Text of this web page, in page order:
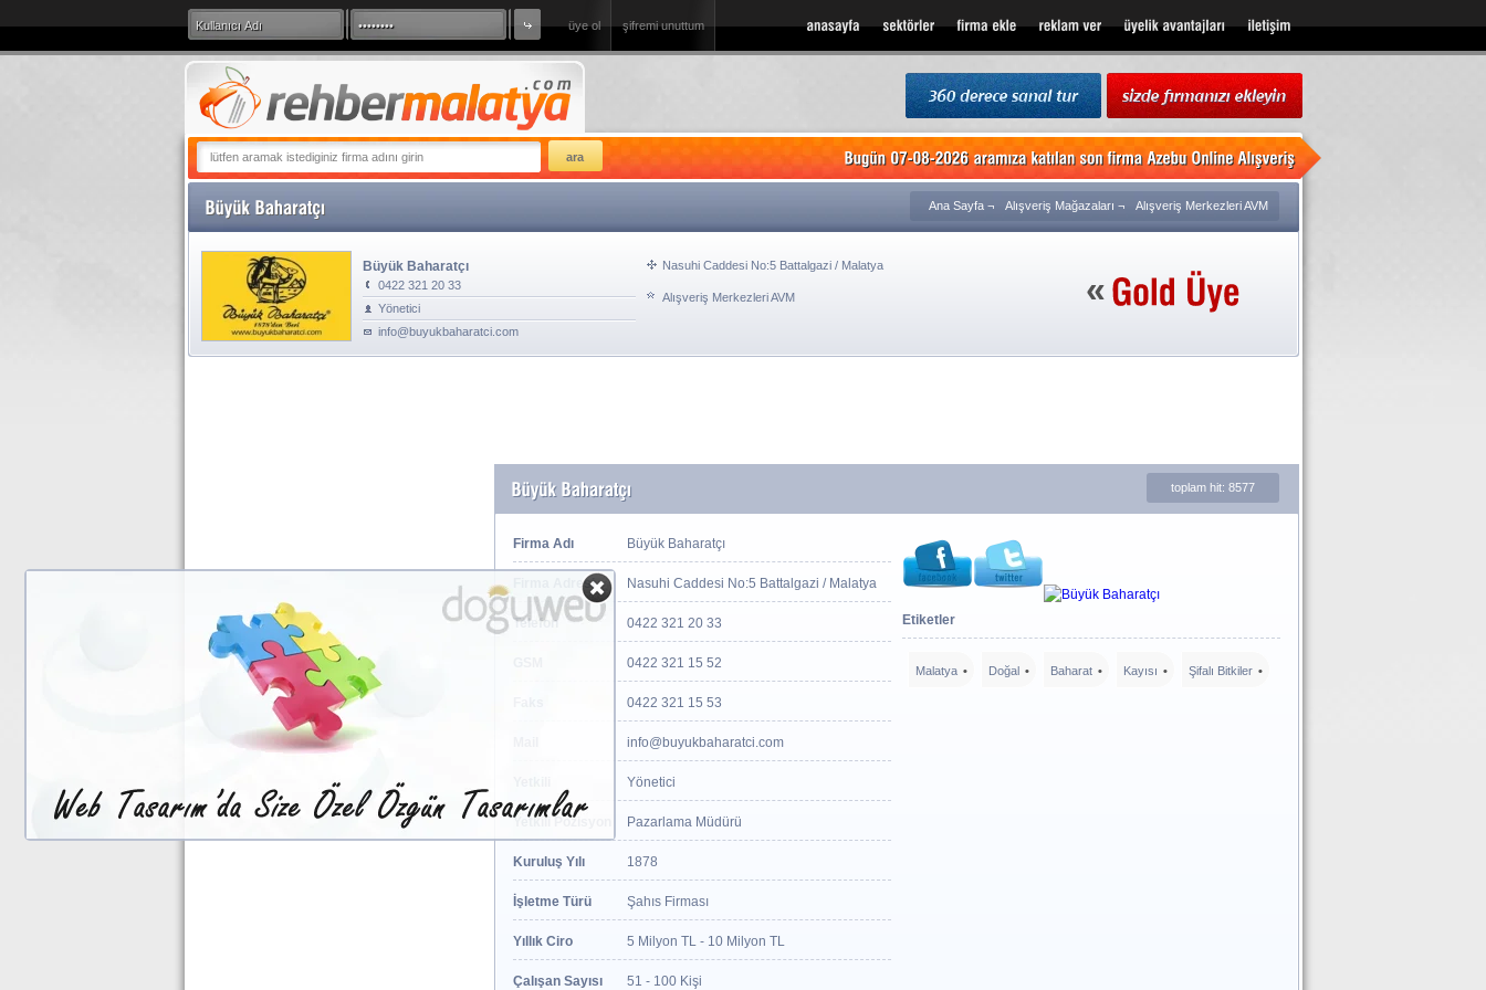
üye ol şifremi unuttum
360 Derece Sanal Tur
Ana Sayfa¬ Alışveriş Mağazaları ¬ Alışveriş Merkezleri AVM
Büyük Baharatçı
0422 321 20 33
Yönetici
info@buyukbaharatci.com
Nasuhi Caddesi No:5 Battalgazi / Malatya
Alışveriş Merkezleri AVM
toplam hit: 8577
Firma Adı Büyük Baharatçı
Firma Adresi Nasuhi Caddesi No:5 Battalgazi / Malatya
Telefon 0422 321 20 33
0422 321 15 52
0422 321 15 53
info@buyukbaharatci.com
Yönetici
Yetkili Pozisyon Pazarlama Müdürü
Kuruluş Yılı 1878
İşletme Türü Şahıs Firması
Yıllık Ciro 5 Milyon TL - 10 Milyon TL
Çalışan Sayısı 51 - 100 Kişi
Etiketler
Malatya Doğal Baharat Kayısı Şifalı Bitkiler